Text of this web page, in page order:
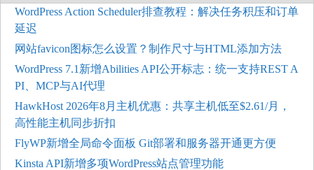
WordPress Action Scheduler排查教程：解决任务积压和订单
延迟
网站favicon图标怎么设置？制作尺寸与HTML添加方法
WordPress 7.1新增Abilities API公开标志：统一支持REST A
PI、MCP与AI代理
HawkHost 2026年8月主机优惠：共享主机低至$2.61/月，
高性能主机同步折扣
FlyWP新增全局命令面板 Git部署和服务器开通更方便
Kinsta API新增多项WordPress站点管理功能